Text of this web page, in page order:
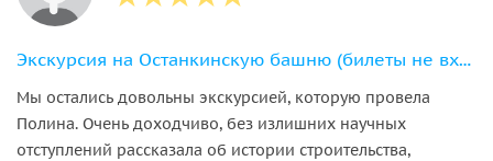
Экскурсия на Останкинскую башню (билеты не входят с стоимость)
Мы остались довольны экскурсией, которую провела
Полина. Очень доходчиво, без излишних научных
отступлений рассказала об истории строительства,